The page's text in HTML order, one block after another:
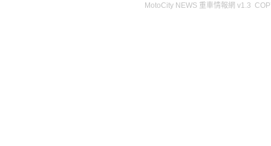
MotoCity NEWS 重車情報網 v1.3